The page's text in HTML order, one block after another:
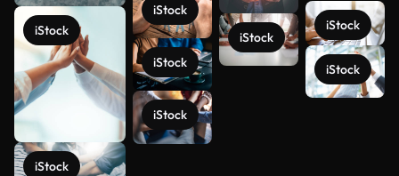
iStock
iStock
iStock
iStock
iStock
iStock
iStock
iStock